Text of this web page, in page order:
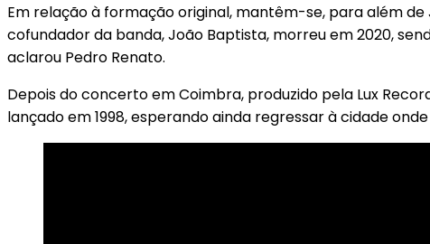
Em relação à formação original, mantêm-se, para além de
cofundador da banda, João Baptista, morreu em 2020,
aclarou Pedro Renato.
Depois do concerto em Coimbra, produzido pela Lux
lançado em 1998, esperando ainda regressar à cidade